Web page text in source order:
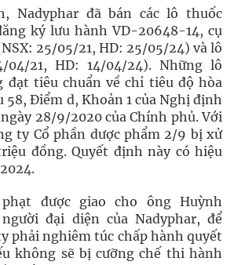
Nadyphar đã bán các lô thuốc
ký lưu hành VD-20648-14, cụ
25/05/21, HD: 25/05/24) và lô
04/21, HD: 14/04/24). Những lô
đạt tiêu chuẩn về chỉ tiêu độ hòa
58, Điểm d, Khoản 1 của Nghị định
28/9/2020 của Chính phủ. Với
ty Cổ phần dược phẩm 2/9 bị xử
đồng. Quyết định này có hiệu
được giao cho ông Huỳnh
đại diện của Nadyphar, để
phải nghiêm túc chấp hành quyết
không sẽ bị cưỡng chế thi hành